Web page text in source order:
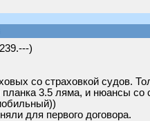
)
со страховкой судов.
3.5 ляма, и нюансы
для первого договора.